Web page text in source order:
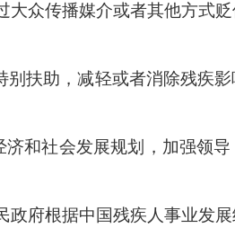
众传播媒介或者其他方式
扶助，减轻或者消除残疾影
和社会发展规划，加强领
政府根据中国残疾人事业发